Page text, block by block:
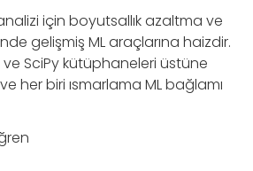
için boyutsallık azaltma ve
gelişmiş ML araçlarına haizdir.
SciPy kütüphaneleri üstüne
her biri ısmarlama ML bağlamı